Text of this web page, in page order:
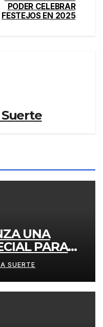
PODER CELEBRAR
FESTEJOS EN 2025
UNA
PARA
DE 25 AÑOS
CITAS DEL
SUERTE